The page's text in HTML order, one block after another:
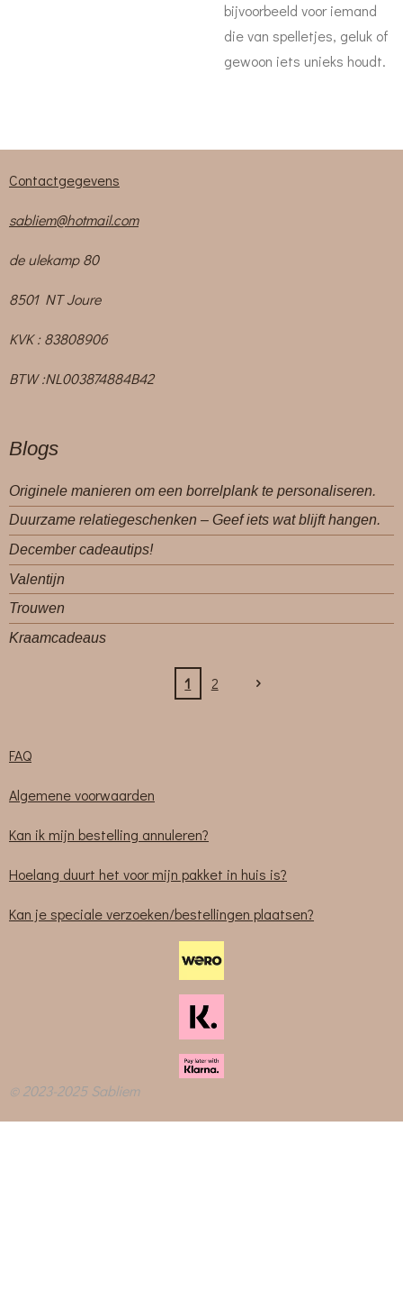
bijvoorbeeld voor iemand
die van spelletjes, geluk of
gewoon iets unieks houdt.
Contactgegevens
sabliem@hotmail.com
de ulekamp 80
8501 NT Joure
KVK : 83808906
BTW :NL003874884B42
Blogs
Originele manieren om een borrelplank te personaliseren.
Duurzame relatiegeschenken – Geef iets wat blijft hangen.
December cadeautips!
Valentijn
Trouwen
Kraamcadeaus
1 2
FAQ
Algemene voorwaarden
Kan ik mijn bestelling annuleren?
Hoelang duurt het voor mijn pakket in huis is?
Kan je speciale verzoeken/bestellingen plaatsen?
© 2023-2025 Sabliem